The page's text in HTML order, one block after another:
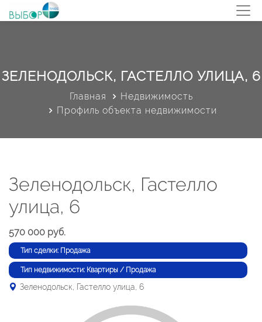
ЗЕЛЕНОДОЛЬСК, ГАСТЕЛЛО УЛИЦА, 6
Главная
Недвижимость
Профиль объекта недвижимости
Зеленодольск, Гастелло
улица, 6
570 000 руб.
Тип сделки: Продажа
Тип недвижимости: Квартиры / Продажа
Зеленодольск, Гастелло улица, 6